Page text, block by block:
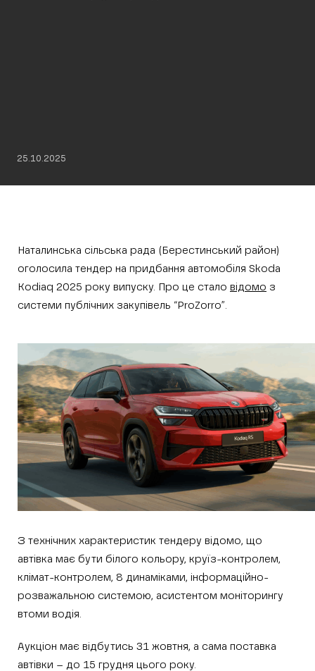
25.10.2025
Наталинська сільська рада (Берестинський район)
оголосила тендер на придбання автомобіля Skoda
Kodiaq 2025 року випуску. Про це стало відомо з
системи публічних закупівель “ProZorro”.
З технічних характеристик тендеру відомо, що
автівка має бути білого кольору, круїз-контролем,
клімат-контролем, 8 динаміками, інформаційно-
розважальною системою, асистентом моніторингу
втоми водія.
Аукціон має відбутись 31 жовтня, а сама поставка
автівки – до 15 грудня цього року.